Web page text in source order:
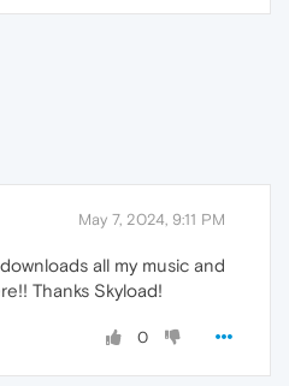
May 7, 2024, 9:11 PM
all my music and
Thanks Skyload!
0